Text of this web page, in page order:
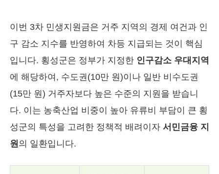
이번 3차 민생지원금은 거주 지역의 경제 여건과 인
구 감소 지수를 반영하여 차등 지급되는 것이 핵심
입니다. 횡성군은 정부가 지정한 인구감소 우대지역
에 해당하여, 수도권(10만 원)이나 일반 비수도권
(15만 원) 거주자보다 높은 수준의 지원을 받습니
다. 이는 농축산업 비중이 높아 유류비 부담이 큰 횡
성군의 특성을 고려한 정책적 배려이자 서민금융 지
원 의 일환입니다.